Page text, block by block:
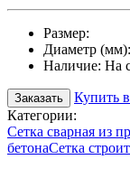
Размер:
Диаметр (мм):
Наличие: На
Заказать
Купить
Категории:
Сетка сварная из
бетонаСетка